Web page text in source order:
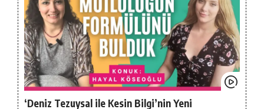
‘Deniz Tezuysal ile Kesin Bilgi’nin Yeni